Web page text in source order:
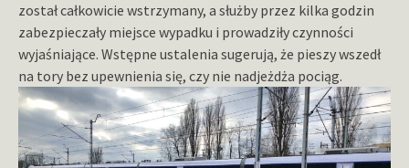
został całkowicie wstrzymany, a służby przez kilka godzin
zabezpieczały miejsce wypadku i prowadziły czynności
wyjaśniające. Wstępne ustalenia sugerują, że pieszy wszedł
na tory bez upewnienia się, czy nie nadjeżdża pociąg.